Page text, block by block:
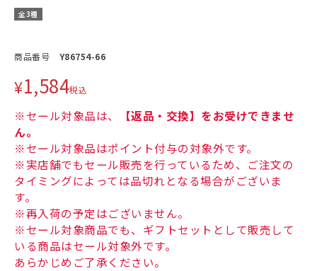
全3種
商品番号 Y86754-66
¥1,584税込
※セール対象品は、
【返品・交換】をお受けできませ
ん。
※セール対象品はポイント付与の対象外です。
※実店舗でもセール販売を行っているため、ご注文の
タイミングによっては品切れとなる場合がございま
す。
※再入荷の予定はございません。
※セール対象商品でも、ギフトセットとして販売して
いる商品はセール対象外です。
あらかじめご了承ください。